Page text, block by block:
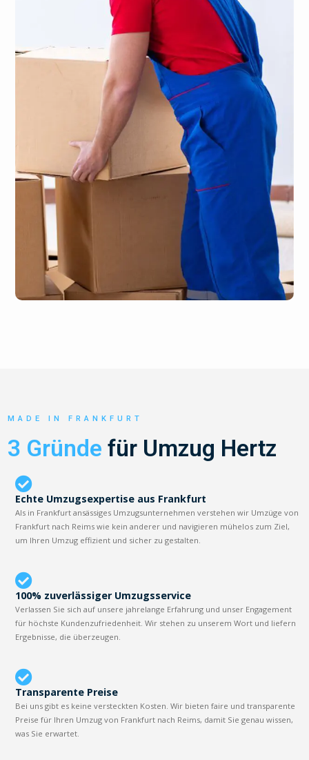
MADE IN FRANKFURT
3 Gründe für Umzug Hertz
Echte Umzugsexpertise aus Frankfurt
Als in Frankfurt ansässiges Umzugsunternehmen verstehen wir Umzüge von
Frankfurt nach Reims wie kein anderer und navigieren mühelos zum Ziel,
um Ihren Umzug effizient und sicher zu gestalten.
100% zuverlässiger Umzugsservice
Verlassen Sie sich auf unsere jahrelange Erfahrung und unser Engagement
für höchste Kundenzufriedenheit. Wir stehen zu unserem Wort und liefern
Ergebnisse, die überzeugen.
Transparente Preise
Bei uns gibt es keine versteckten Kosten. Wir bieten faire und transparente
Preise für Ihren Umzug von Frankfurt nach Reims, damit Sie genau wissen,
was Sie erwartet.